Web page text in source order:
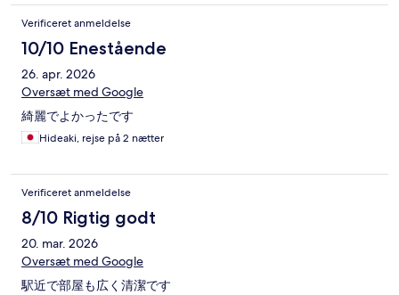
Verificeret anmeldelse
10/10 Enestående
26. apr. 2026
Oversæt med Google
綺麗でよかったです
Hideaki, rejse på 2 nætter
Verificeret anmeldelse
8/10 Rigtig godt
20. mar. 2026
Oversæt med Google
駅近で部屋も広く清潔です